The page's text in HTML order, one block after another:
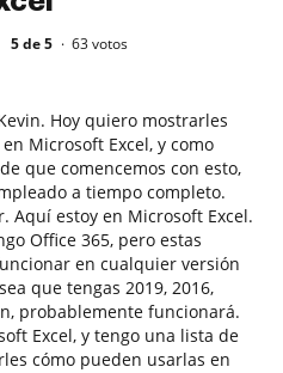
5 de 5 63votos
Hoy quiero mostrarles
Microsoft Excel, y como
que comencemos con esto,
a tiempo completo.
Aquí estoy en Microsoft Excel.
Office 365, pero estas
en cualquier versión
que tengas 2019, 2016,
probablemente funcionará.
Excel, y tengo una lista de
cómo pueden usarlas en